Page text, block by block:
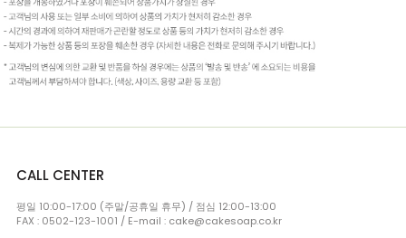
CALL CENTER
평일 10:00-17:00 (주말/공휴일 휴무) / 점심 12:00-13:00
FAX : 0502-123-1001 / E-mail : cake@cakesoap.co.kr